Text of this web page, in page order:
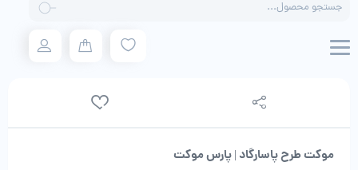
search
موکت طرح پاسارگاد | پارس موکت